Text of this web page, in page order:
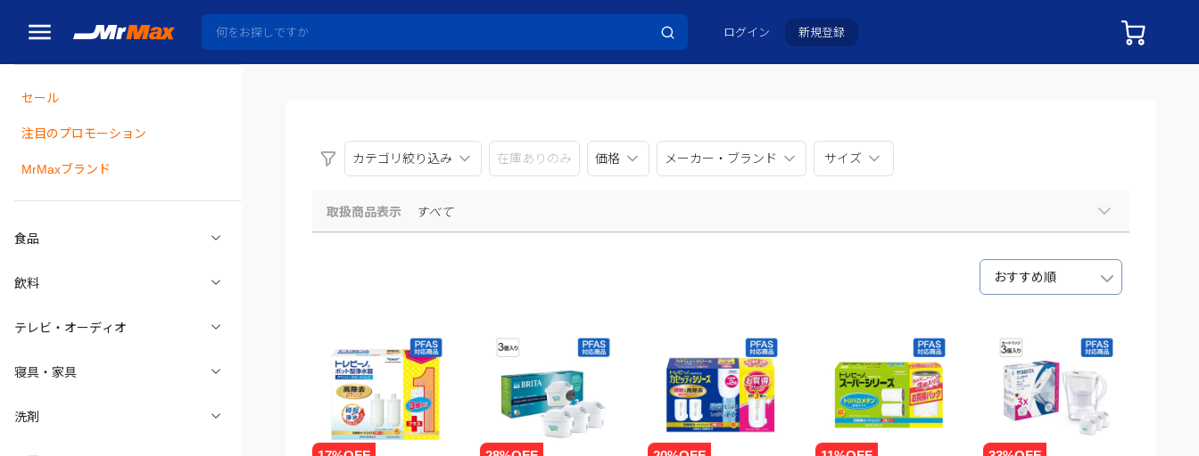
ログイン 新規登録
セール
注目のプロモーション
MrMaxブランド
食品
飲料
テレビ・オーディオ
寝具・家具
洗剤
カテゴリ絞り込み
在庫ありのみ 価格 メーカー・ブランド サイズ
取扱商品表示 すべて
おすすめ順